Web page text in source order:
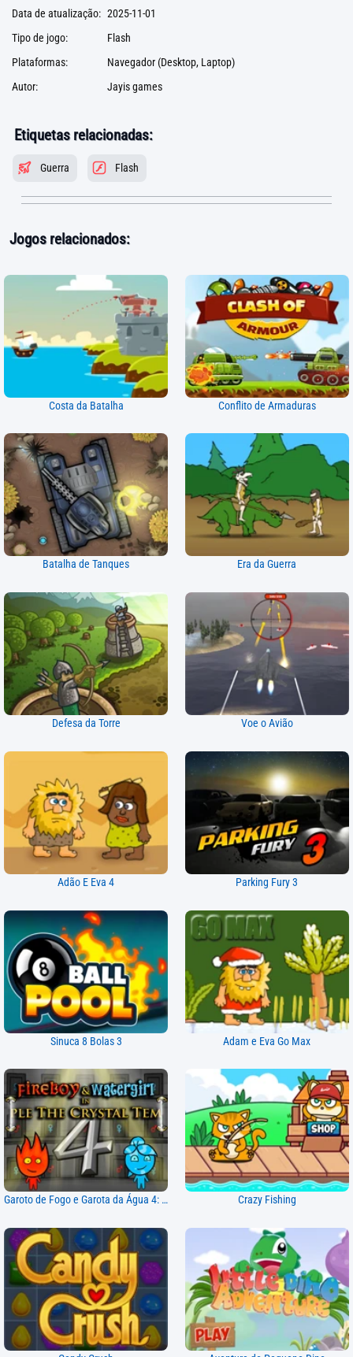
Data de atualização: 2025-11-01
Tipo de jogo:
Flash
Plataformas:
Navegador (Desktop, Laptop)
Autor:
Jayis games
Etiquetas relacionadas:
Guerra Flash
Jogos relacionados:
Costa da Batalha Conflito de Armaduras
Batalha de Tanques Era da Guerra
Defesa da Torre Voe o Avião
Adão E Eva 4 Parking Fury 3
Sinuca 8 Bolas 3 Adam e Eva Go Max
Garoto de Fogo e Garota da Água 4: Templo de Cristal Crazy Fishing